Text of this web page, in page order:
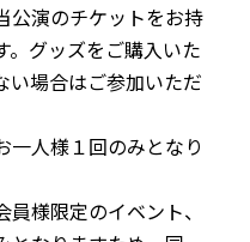
演のチケットをお持
。グッズをご購入いた
い場合はご参加いただ
人様１回のみとなり
様限定のイベント、